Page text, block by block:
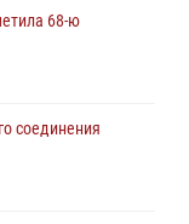
подозреваемого
защиты
68-ю
соединения